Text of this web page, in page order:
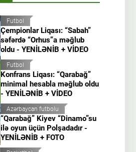
Futbol
Çempionlar Liqası: “Sabah”
səfərdə “Orhus”a məğlub
oldu - YENİLƏNİB + VİDEO
Futbol
Konfrans Liqası: “Qarabağ”
minimal hesabla məğlub oldu
- YENİLƏNİB + VİDEO
Azərbaycan futbolu
“Qarabağ” Kiyev “Dinamo”su
ilə oyun üçün Polşadadır -
YENİLƏNİB + FOTO